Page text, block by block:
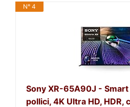
N° 4
Sony XR-65A90J - Smart
pollici, 4K Ultra HD, HDR,